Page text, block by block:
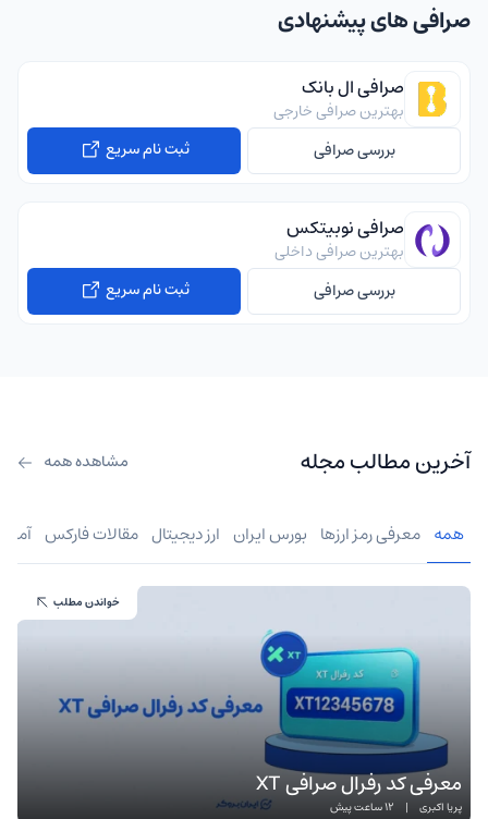
صرافی های پیشنهادی
صرافی ال بانک
بهترین صرافی خارجی
بررسی صرافی
ثبت نام سریع
صرافی نوبیتکس
بهترین صرافی داخلی
بررسی صرافی
ثبت نام سریع
آخرین مطالب مجله مشاهده همه
همه معرفی رمز ارزها بورس ایران ارز دیجیتال مقالات فارکس
معرفی کد رفرال صرافی XT
پریا اکبری | 12 ساعت پیش
خواندن مطلب